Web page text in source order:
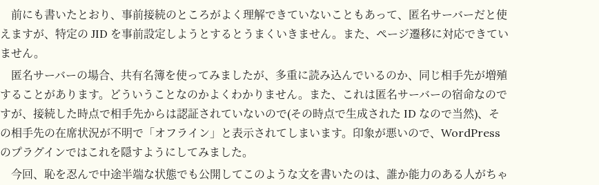
前にも書いたとおり、事前接続のところがよく理解できていないこともあって、匿名サーバーだと使
えますが、特定の JID を事前設定しようとするとうまくいきません。また、ページ遷移に対応できてい
ません。
匿名サーバーの場合、共有名簿を使ってみましたが、多重に読み込んでいるのか、同じ相手先が増殖
することがあります。どういうことなのかよくわかりません。また、これは匿名サーバーの宿命なので
すが、接続した時点で相手先からは認証されていないので(その時点で生成された ID なので当然)、そ
の相手先の在席状況が不明で「オフライン」と表示されてしまいます。印象が悪いので、WordPress
のプラグインではこれを隠すようにしてみました。
今回、恥を忍んで中途半端な状態でも公開してこのような文を書いたのは、誰か能力のある人がちゃ